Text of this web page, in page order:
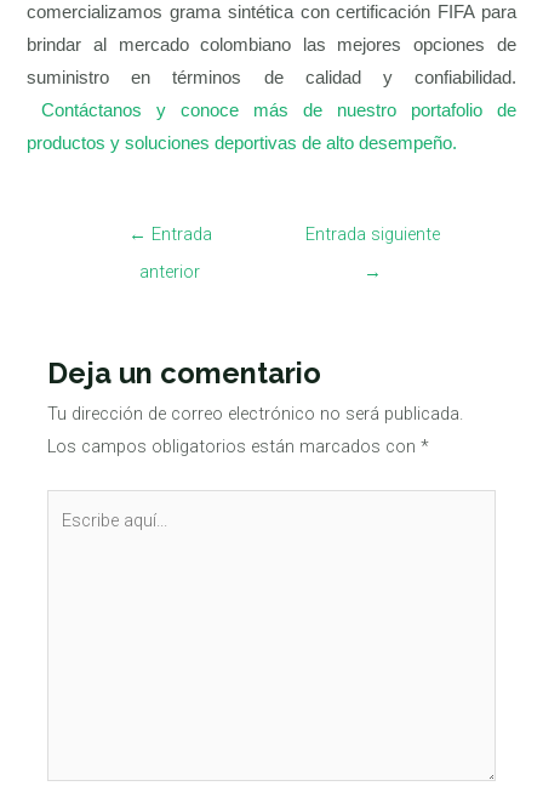
comercializamos grama sintética con certificación FIFA para
brindar al mercado colombiano las mejores opciones de
suministro en términos de calidad y confiabilidad.
Contáctanos y conoce más de nuestro portafolio de
productos y soluciones deportivas de alto desempeño.
← Entrada
anterior
Entrada siguiente
→
Deja un comentario
Tu dirección de correo electrónico no será publicada.
Los campos obligatorios están marcados con*